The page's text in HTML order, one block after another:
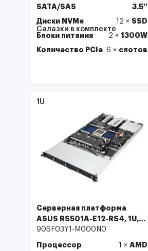
SATA/SAS
3.5''
Диски NVMe
12 × SSD
Блоки питания
2 × 1300W
Количество PCIe 6 × слотов
Салазки в комплекте
1U
Серверная платформа
ASUS RS501A-E12-RS4, 1U,
1x SP5 (LGA 6096) 400W
90SF03Y1-M000N0
Процессор 1 × AMD